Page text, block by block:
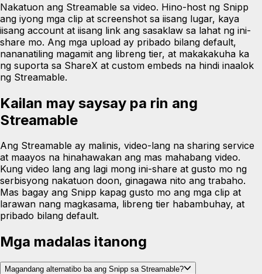
Nakatuon ang Streamable sa video. Hino-host ng Snipp
ang iyong mga clip at screenshot sa iisang lugar, kaya
iisang account at iisang link ang sasaklaw sa lahat ng ini-
share mo. Ang mga upload ay pribado bilang default,
nananatiling magamit ang libreng tier, at makakakuha ka
ng suporta sa ShareX at custom embeds na hindi inaalok
ng Streamable.
Kailan may saysay pa rin ang
Streamable
Ang Streamable ay malinis, video-lang na sharing service
at maayos na hinahawakan ang mas mahabang video.
Kung video lang ang lagi mong ini-share at gusto mo ng
serbisyong nakatuon doon, ginagawa nito ang trabaho.
Mas bagay ang Snipp kapag gusto mo ang mga clip at
larawan nang magkasama, libreng tier habambuhay, at
pribado bilang default.
Mga madalas itanong
Magandang alternatibo ba ang Snipp sa Streamable?